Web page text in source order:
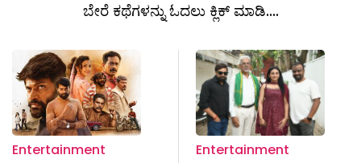
ಬೇರೆ ಕಥೆಗಳನ್ನು ಓದಲು ಕ್ಲಿಕ್ ಮಾಡಿ....
Entertainment
Entertainment